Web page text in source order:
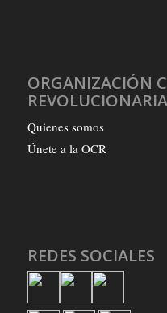
ORGANIZACIÓN
REVOLUCIONARIA
Quienes somos
Únete a la OCR
REDES SOCIALES